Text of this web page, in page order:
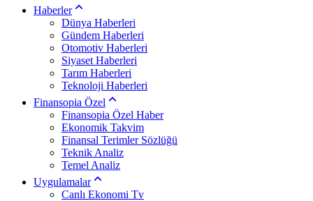
Haberler
Dünya Haberleri
Gündem Haberleri
Otomotiv Haberleri
Siyaset Haberleri
Tarım Haberleri
Teknoloji Haberleri
Finansopia Özel
Finansopia Özel Haber
Ekonomik Takvim
Finansal Terimler Sözlüğü
Teknik Analiz
Temel Analiz
Uygulamalar
Canlı Ekonomi Tv